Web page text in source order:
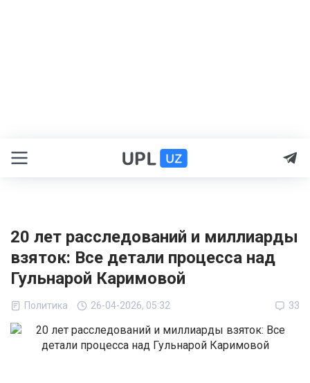
20 лет расследований и миллиарды
взяток: Все детали процесса над
Гульнарой Каримовой
Политика 26-04-2026, 05:32 33